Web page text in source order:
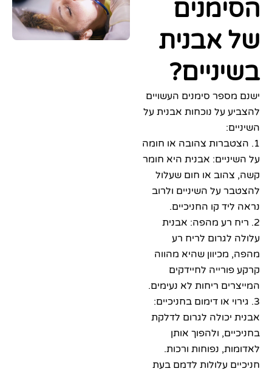
סימנים העשויים
על נוכחות אבנית על
צהובה או חומה
אבנית היא חומר
או חום שעלול
על השיניים ולרוב
קו החניכיים.
רע מהפה: אבנית
לריח רע
שהיא מהווה
לחיידקים
ריחות לא נעימים.
או דימום בחניכיים:
לגרום לדלקת
ולהפוך אותן
נפוחות ורכות.
עלולות לדמם בעת